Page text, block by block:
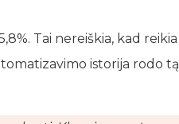
Tai nereiškia, kad
istorija rodo